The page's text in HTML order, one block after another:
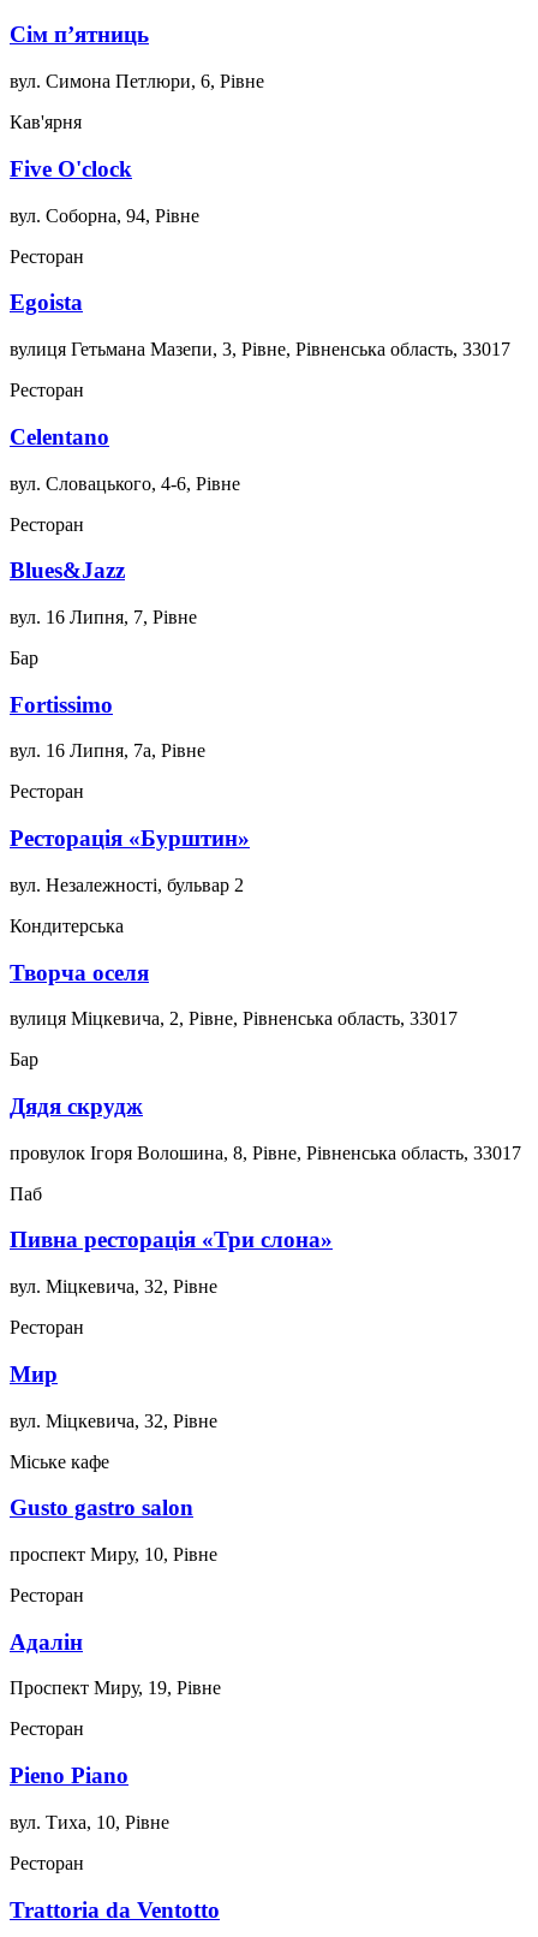
Сім п’ятниць
вул. Симона Петлюри, 6, Рівне
Кав'ярня
Five O'clock
вул. Соборна, 94, Рівне
Ресторан
Egoista
вулиця Гетьмана Мазепи, 3, Рівне, Рівненська область, 33017
Ресторан
Celentano
вул. Словацького, 4-6, Рівне
Ресторан
Blues&Jazz
вул. 16 Липня, 7, Рівне
Бар
Fortissimo
вул. 16 Липня, 7а, Рівне
Ресторан
Ресторація «Бурштин»
вул. Незалежності, бульвар 2
Кондитерська
Творча оселя
вулиця Міцкевича, 2, Рівне, Рівненська область, 33017
Бар
Дядя скрудж
провулок Ігоря Волошина, 8, Рівне, Рівненська область, 33017
Паб
Пивна ресторація «Три слона»
вул. Міцкевича, 32, Рівне
Ресторан
Мир
вул. Міцкевича, 32, Рівне
Міське кафе
Gusto gastro salon
проспект Миру, 10, Рівне
Ресторан
Адалін
Проспект Миру, 19, Рівне
Ресторан
Pieno Piаno
вул. Тиха, 10, Рівне
Ресторан
Trattoria da Ventotto